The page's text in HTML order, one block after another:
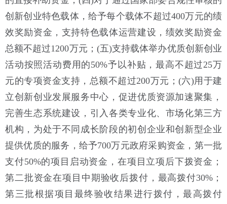
创新创业特色载体，给予每个载体不超过400万元的绩
效奖励资金，支持特色载体运营建设，绩效奖励资金
总额不超过1200万元；(五)支持载体举办优质创新创业
活动按照活动费用的50%予以补贴，最高不超过25万
元的专项资金支持，总额不超过200万元；(六)用于建
立创新创业发展服务中心，促进优质资源加速聚集，
完善生态系统建设，引入各类专业化、市场化第三方
机构，为处于不同成长阶段的初创企业和创新型企业
提供优质的服务，给予700万元政府采购资金，第一批
支付50%的项目启动资金，在项目立项后下拨资金；
第二批资金在项目中期验收后拨付，最高拨付30%；
第三批根据项目最终验收结果进行拨付，最高拨付